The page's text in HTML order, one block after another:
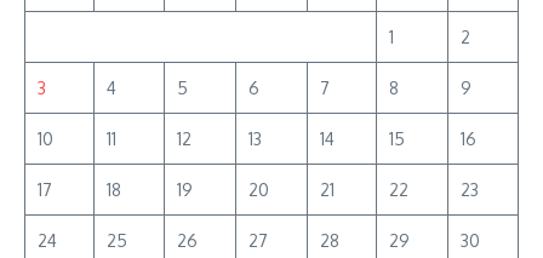
1 2
3 4 5 6 7 8 9
10 11 12 13 14 15 16
17 18 19 20 21 22 23
24 25 26 27 28 29 30